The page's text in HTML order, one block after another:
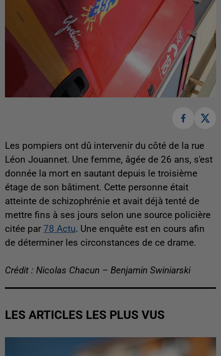
Les pompiers ont dû intervenir du côté de la rue
Léon Jouannet. Une femme, âgée de 26 ans, s'est
donnée la mort en sautant depuis le troisième
étage de son bâtiment. Cette personne était
atteinte de schizophrénie et avait déjà tenté de
mettre fins à ses jours selon une source policière
citée par 78 Actu. Une enquête est en cours afin
de déterminer les circonstances de ce drame.
Crédit : Nicolas Chacun – Benjamin Swiniarski
LES ARTICLES LES PLUS VUS